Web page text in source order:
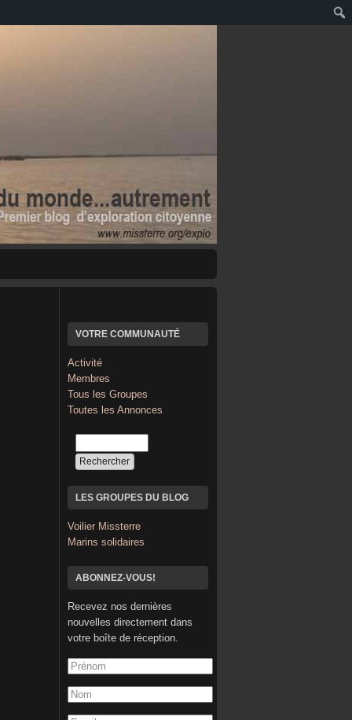
VOTRE COMMUNAUTÉ
Activité
Membres
Tous les Groupes
Toutes les Annonces
LES GROUPES DU BLOG
Voilier Missterre
Marins solidaires
ABONNEZ-VOUS!
Recevez nos dernières
nouvelles directement dans
votre boîte de réception.